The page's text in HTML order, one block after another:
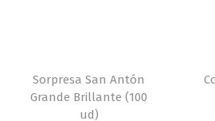
Sorpresa San Antón
Grande Brillante (100
ud)